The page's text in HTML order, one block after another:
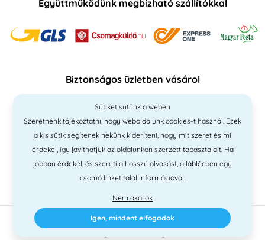
Együttműködünk megbízható szállítókkal
Biztonságos üzletben vásárol
2010 - 2026 © PNM International Kft. • technikai választék Simplia
Sütiket sütünk a weben
Szeretnénk tájékoztatni, hogy weboldalunk cookies-t használ. Ezek
a kis sütik segítenek nekünk kideríteni, hogy mit szeret és mi
érdekel, így javíthatjuk az oldalunkon szerzett tapasztalait. Ha
jobban érdekel, és szereti a hosszú olvasást, a láblécben egy
csomó linket talál információval.
Nem akarok
Igen, mindent elfogadok